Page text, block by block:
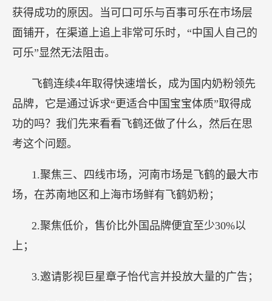
获得成功的原因。当可口可乐与百事可乐在市场层
面铺开，在渠道上追上非常可乐时，“中国人自己的
可乐”显然无法阻击。
飞鹤连续4年取得快速增长，成为国内奶粉领先
品牌，它是通过诉求“更适合中国宝宝体质”取得成
功的吗？我们先来看看飞鹤还做了什么，然后在思
考这个问题。
1.聚焦三、四线市场，河南市场是飞鹤的最大市
场，在苏南地区和上海市场鲜有飞鹤奶粉；
2.聚焦低价，售价比外国品牌便宜至少30%以
上；
3.邀请影视巨星章子怡代言并投放大量的广告；